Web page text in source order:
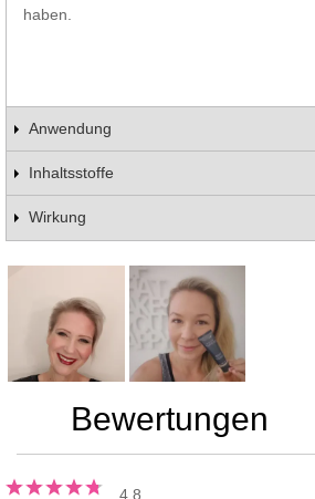
haben.
Anwendung
Inhaltsstoffe
Wirkung
Bewertungen
4.8